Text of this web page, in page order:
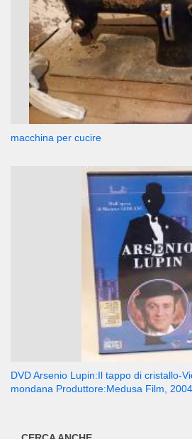
macchina per cucire
DVD Arsenio Lupin:Il tappo di cristallo-
mondana Produttore:Medusa Film, 2004